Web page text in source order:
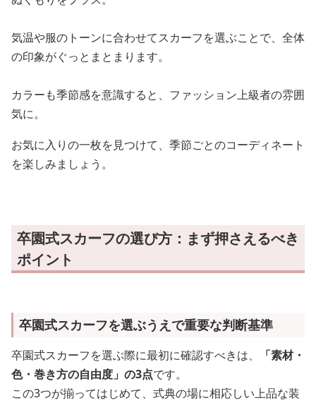
気温や服のトーンに合わせてスカーフを選ぶことで、全体
の印象がぐっとまとまります。
カラーも季節感を意識すると、ファッション上級者の雰囲
気に。
お気に入りの一枚を見つけて、季節ごとのコーディネート
を楽しみましょう。
卒園式スカーフの選び方：まず押さえるべき
ポイント
卒園式スカーフを選ぶうえで重要な判断基準
卒園式スカーフを選ぶ際に最初に確認すべきは、
「素材・
色・巻き方の自由度」の3点です。
この3つが揃ってはじめて、式典の場に相応しい上品な装